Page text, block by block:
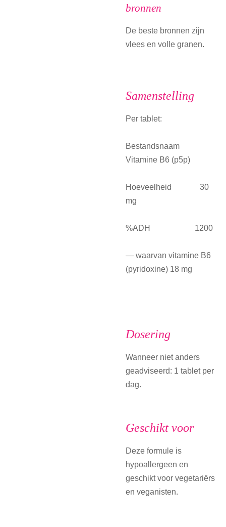
bronnen
De beste bronnen zijn
vlees en volle granen.
Samenstelling
Per tablet:
Bestandsnaam
Vitamine B6 (p5p)
Hoeveelheid 30
mg
%ADH 1200
— waarvan vitamine B6
(pyridoxine) 18 mg
Dosering
Wanneer niet anders
geadviseerd: 1 tablet per
dag.
Geschikt voor
Deze formule is
hypoallergeen en
geschikt voor vegetariërs
en veganisten.